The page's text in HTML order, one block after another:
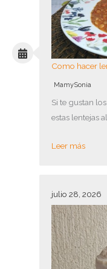
Como hacer
MamySonia
Si te gustan
estas lentejas
Leer más
julio 28, 2026